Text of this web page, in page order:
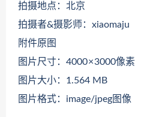
拍摄地点：北京
拍摄者&摄影师：xiaomaju
附件原图
图片尺寸：4000 × 3000像素
图片大小：1.564 MB
图片格式：image/jpeg图像